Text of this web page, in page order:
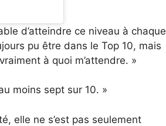
d’atteindre ce niveau à chaque
pu être dans le Top 10, mais
à quoi m’attendre. »
moins sept sur 10. »
elle ne s’est pas seulement